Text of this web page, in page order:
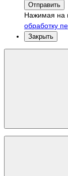
Отправить
Нажимая на
обработку
Закрыть